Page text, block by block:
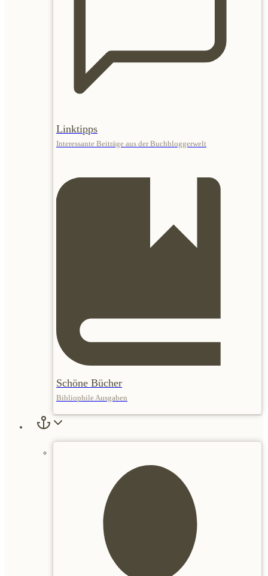
Linktipps
Interessante Beiträge aus der Buchbloggerwelt
Schöne Bücher
Bibliophile Ausgaben